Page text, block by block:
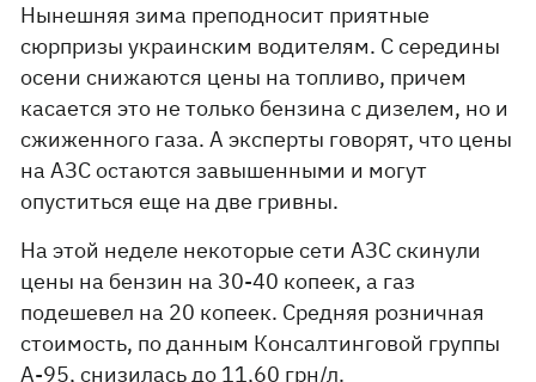
Нынешняя зима преподносит приятные
сюрпризы украинским водителям. С середины
осени снижаются цены на топливо, причем
касается это не только бензина с дизелем, но и
сжиженного газа. А эксперты говорят, что цены
на АЗС остаются завышенными и могут
опуститься еще на две гривны.
На этой неделе некоторые сети АЗС скинули
цены на бензин на 30-40 копеек, а газ
подешевел на 20 копеек. Средняя розничная
стоимость, по данным Консалтинговой группы
А-95, снизилась до 11,60 грн/л.